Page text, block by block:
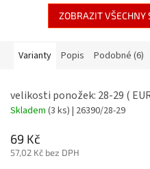
ZOBRAZIT VŠECHNY
Varianty Popis Podobné (6)
velikosti ponožek: 28-29 (
Skladem (3 ks) | 26390/28-29
69 Kč
57,02 Kč bez DPH